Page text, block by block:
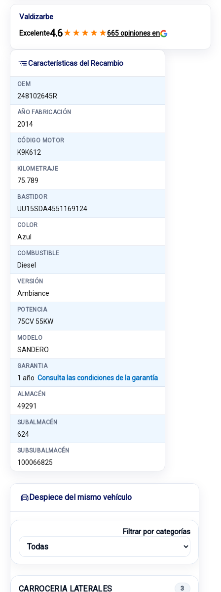
Características del Recambio
OEM
248102645R
AÑO FABRICACIÓN
2014
CÓDIGO MOTOR
K9K612
KILOMETRAJE
75.789
BASTIDOR
UU15SDA4551169124
COLOR
Azul
COMBUSTIBLE
Diesel
VERSIÓN
Ambiance
POTENCIA
75CV 55KW
MODELO
SANDERO
GARANTIA
1 año Consulta las condiciones de la garantía
ALMACÉN
49291
SUBALMACÉN
624
SUBSUBALMACÉN
100066825
Valdizarbe
Excelente4.6★ ★ ★ ★ ★665 opiniones en
Despiece del mismo vehículo
Filtrar por categorías
CARROCERIA LATERALES 3